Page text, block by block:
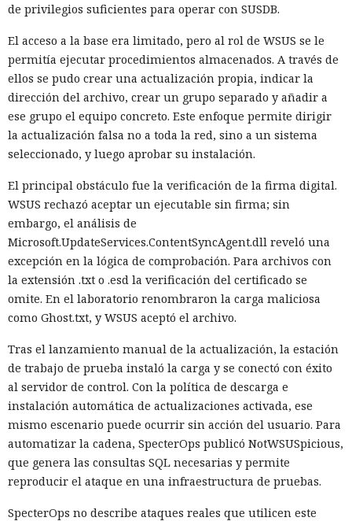
de privilegios suficientes para operar con SUSDB.
El acceso a la base era limitado, pero al rol de WSUS se le
permitía ejecutar procedimientos almacenados. A través de
ellos se pudo crear una actualización propia, indicar la
dirección del archivo, crear un grupo separado y añadir a
ese grupo el equipo concreto. Este enfoque permite dirigir
la actualización falsa no a toda la red, sino a un sistema
seleccionado, y luego aprobar su instalación.
El principal obstáculo fue la verificación de la firma digital.
WSUS rechazó aceptar un ejecutable sin firma; sin
embargo, el análisis de
Microsoft.UpdateServices.ContentSyncAgent.dll reveló una
excepción en la lógica de comprobación. Para archivos con
la extensión .txt o .esd la verificación del certificado se
omite. En el laboratorio renombraron la carga maliciosa
como Ghost.txt, y WSUS aceptó el archivo.
Tras el lanzamiento manual de la actualización, la estación
de trabajo de prueba instaló la carga y se conectó con éxito
al servidor de control. Con la política de descarga e
instalación automática de actualizaciones activada, ese
mismo escenario puede ocurrir sin acción del usuario. Para
automatizar la cadena, SpecterOps publicó NotWSUSpicious,
que genera las consultas SQL necesarias y permite
reproducir el ataque en una infraestructura de pruebas.
SpecterOps no describe ataques reales que utilicen este